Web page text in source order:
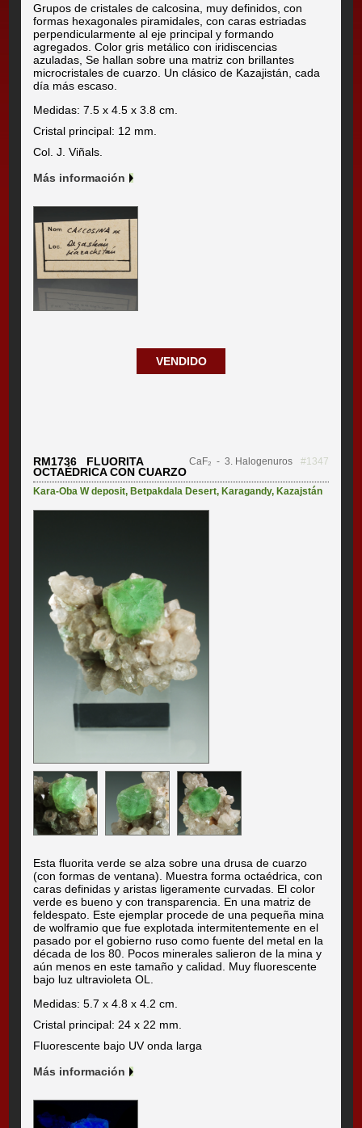
Grupos de cristales de calcosina, muy definidos, con
formas hexagonales piramidales, con caras estriadas
perpendicularmente al eje principal y formando
agregados. Color gris metálico con iridiscencias
azuladas, Se hallan sobre una matriz con brillantes
microcristales de cuarzo. Un clásico de Kazajistán, cada
día más escaso.
Medidas: 7.5 x 4.5 x 3.8 cm.
Cristal principal: 12 mm.
Col. J. Viñals.
Más información
VENDIDO
RM1736 FLUORITA
OCTAÉDRICA CON CUARZO
CaF₂ - 3. Halogenuros #1347
Kara-Oba W deposit,Betpakdala Desert,Karagandy,Kazajstán
Esta fluorita verde se alza sobre una drusa de cuarzo
(con formas de ventana). Muestra forma octaédrica, con
caras definidas y aristas ligeramente curvadas. El color
verde es bueno y con transparencia. En una matriz de
feldespato. Este ejemplar procede de una pequeña mina
de wolframio que fue explotada intermitentemente en el
pasado por el gobierno ruso como fuente del metal en la
década de los 80. Pocos minerales salieron de la mina y
aún menos en este tamaño y calidad. Muy fluorescente
bajo luz ultravioleta OL.
Medidas: 5.7 x 4.8 x 4.2 cm.
Cristal principal: 24 x 22 mm.
Fluorescente bajo UV onda larga
Más información